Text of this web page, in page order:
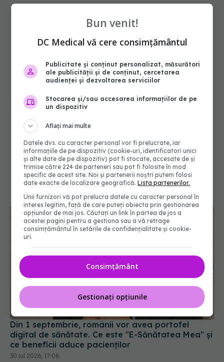
Din 1 septembrie, românii vor avea portofel
digital de sănătate. Ce este "E-Sănătatea Mea" și
ce beneficii aduce pacienților
30 iul 2026, 17:08
Bun venit!
DC Medical vă cere consimțământul
Publicitate și conținut personalizat, măsurători
ale publicității și de conținut, cercetarea
audienței și dezvoltarea serviciilor
Stocarea și/sau accesarea informațiilor de pe
un dispozitiv
Aflați mai multe
Datele dvs. cu caracter personal vor fi prelucrate, iar
informațiile de pe dispozitiv (cookie-uri, identificatori unici
și alte date de pe dispozitiv) pot fi stocate, accesate de și
trimise către 224 de parteneri sau pot fi folosite în mod
specific de acest site. Noi și partenerii noștri putem folosi
date exacte de localizare geografică.Lista partenerilor.
Unii furnizori vă pot prelucra datele cu caracter personal în
interes legitim, față de care puteți obiecta prin gestionarea
opțiunilor de mai jos. Căutați un link în partea de jos a
acestei pagini pentru a gestiona sau a vă retrage
consimțământul în setările de confidențialitate și cookie-
uri.
Consimțământ
Gestionați opțiunile